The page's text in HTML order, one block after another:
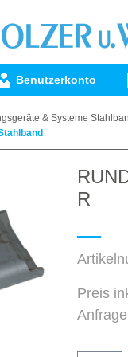
Benutzerkonto
& Systeme
R
Preis
Anfrage